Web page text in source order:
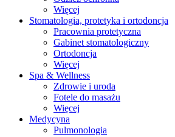
Więcej
Stomatologia, protetyka i ortodoncja
Pracownia protetyczna
Gabinet stomatologiczny
Ortodoncja
Więcej
Spa & Wellness
Zdrowie i uroda
Fotele do masażu
Więcej
Medycyna
Pulmonologia